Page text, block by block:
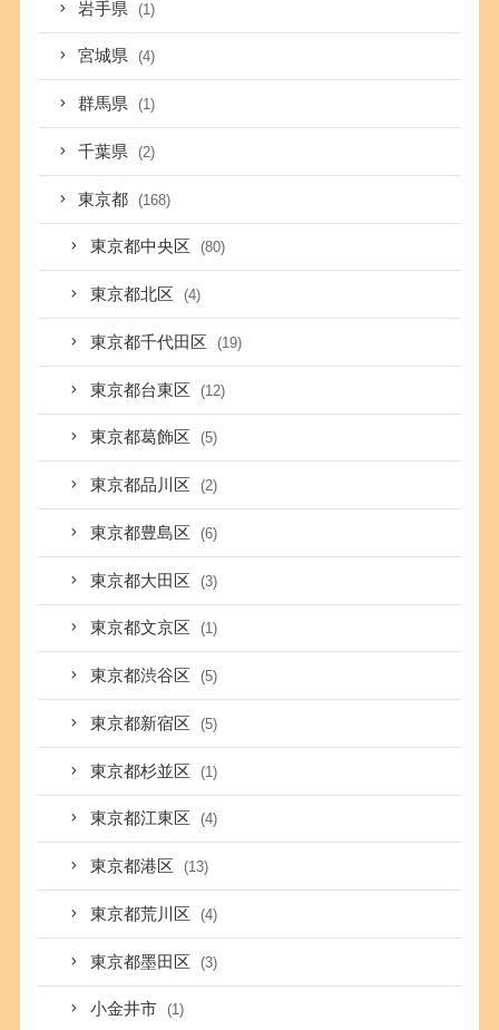
岩手県 (1)
宮城県 (4)
群馬県 (1)
千葉県 (2)
東京都 (168)
東京都中央区 (80)
東京都北区 (4)
東京都千代田区 (19)
東京都台東区 (12)
東京都葛飾区 (5)
東京都品川区 (2)
東京都豊島区 (6)
東京都大田区 (3)
東京都文京区 (1)
東京都渋谷区 (5)
東京都新宿区 (5)
東京都杉並区 (1)
東京都江東区 (4)
東京都港区 (13)
東京都荒川区 (4)
東京都墨田区 (3)
小金井市 (1)